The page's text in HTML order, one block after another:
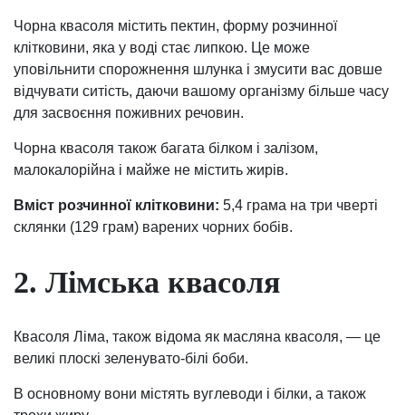
Чорна квасоля містить пектин, форму розчинної
клітковини, яка у воді стає липкою. Це може
уповільнити спорожнення шлунка і змусити вас довше
відчувати ситість, даючи вашому організму більше часу
для засвоєння поживних речовин.
Чорна квасоля також багата білком і залізом,
малокалорійна і майже не містить жирів.
Вміст розчинної клітковини: 5,4 грама на три чверті
склянки (129 грам) варених чорних бобів.
2. Лімська квасоля
Квасоля Ліма, також відома як масляна квасоля, — це
великі плоскі зеленувато-білі боби.
В основному вони містять вуглеводи і білки, а також